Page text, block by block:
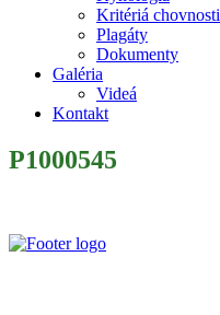
Kritériá chovnosti
Plagáty
Dokumenty
Galéria
Videá
Kontakt
P1000545